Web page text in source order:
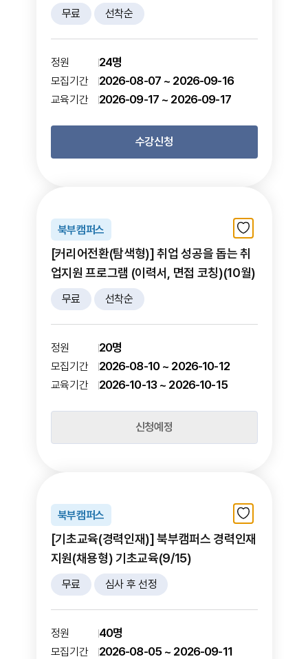
무료 선착순
정원 24명
모집기간 2026-08-07 ~ 2026-09-16
교육기간 2026-09-17 ~ 2026-09-17
수강신청
북부캠퍼스
[커리어전환(탐색형)] 취업 성공을 돕는 취
업지원 프로그램 (이력서, 면접 코칭)(10월)
무료 선착순
정원 20명
모집기간 2026-08-10 ~ 2026-10-12
교육기간 2026-10-13 ~ 2026-10-15
신청예정
북부캠퍼스
[기초교육(경력인재)] 북부캠퍼스 경력인재
지원(채용형) 기초교육(9/15)
무료 심사 후 선정
정원 40명
모집기간 2026-08-05 ~ 2026-09-11